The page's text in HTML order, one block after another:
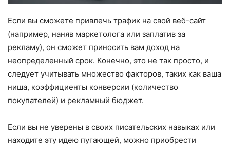
Если вы сможете привлечь трафик на свой веб-сайт
(например, наняв маркетолога или заплатив за
рекламу), он сможет приносить вам доход на
неопределенный срок. Конечно, это не так просто, и
следует учитывать множество факторов, таких как ваша
ниша, коэффициенты конверсии (количество
покупателей) и рекламный бюджет.
Если вы не уверены в своих писательских навыках или
находите эту идею пугающей, можно приобрести